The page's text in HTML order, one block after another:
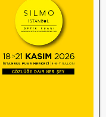
Diyecek mi?
Temmuz